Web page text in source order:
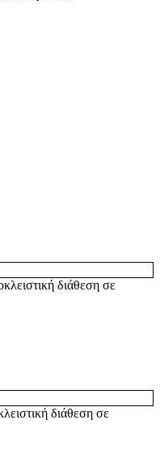
διάθεση σε
διάθεση σε